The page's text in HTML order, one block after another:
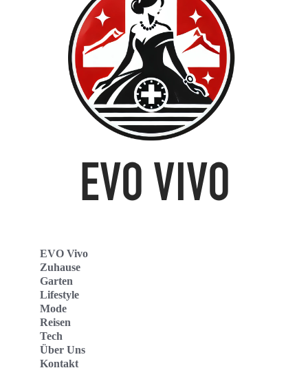
EVO Vivo
Zuhause
Garten
Lifestyle
Mode
Reisen
Tech
Über Uns
Kontakt